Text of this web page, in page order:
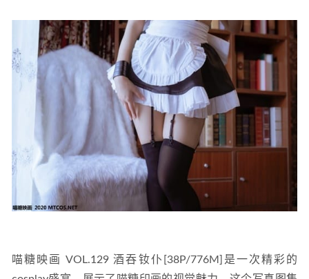
喵糖映画 VOL.129 酒吞钕仆[38P/776M]是一次精彩的